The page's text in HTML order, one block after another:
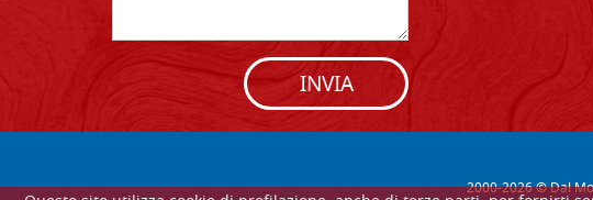
INVIA
2000-2026© Dal